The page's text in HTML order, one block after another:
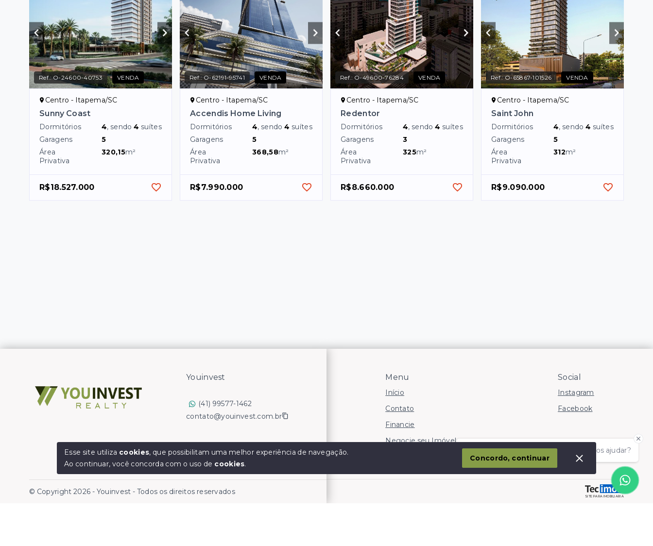
Ref.:O-24600-40753 VENDA
Centro - Itapema/SC
Sunny Coast
Dormitórios 4, sendo4 suítes
Garagens
5
Área
Privativa
320,15m²
R$18.527.000
Ref.:O-62191-95741 VENDA
Centro - Itapema/SC
Accendis Home Living
Dormitórios 4, sendo4 suítes
Garagens
5
Área
Privativa
368,58m²
R$7.990.000
Ref.: O-49600-76284 VENDA
Centro - Itapema/SC
Redentor
Dormitórios 4, sendo4 suítes
Garagens
3
Área
Privativa
325m²
R$8.660.000
Ref.:O-65867-101526 VENDA
Centro - Itapema/SC
Saint John
Dormitórios 4, sendo4 suítes
Garagens
5
Área
Privativa
312m²
R$9.090.000
Olá! somos da Linkmob, como podemos ajudar?
Menu
Início
Contato
Financie
Negocie seu Imóvel
Social
Instagram
Facebook
SITE PARA IMOBILIARIA
Youinvest
(41) 99577-1462
contato@youinvest.com.br
© Copyright 2026 - Youinvest - Todos os direitos reservados
Esse site utiliza cookies, que possibilitam uma melhor experiência de navegação.
Ao continuar, você concorda com o uso de cookies.
Concordo, continuar